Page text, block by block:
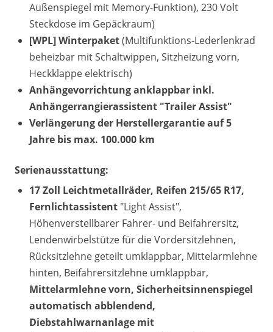
Außenspiegel mit Memory-Funktion), 230 Volt
Steckdose im Gepäckraum)
[WPL] Winterpaket(Multifunktions-Lederlenkrad
beheizbar mit Schaltwippen, Sitzheizung vorn,
Heckklappe elektrisch)
Anhängevorrichtung anklappbar inkl.
Anhängerrangierassistent "Trailer Assist"
Verlängerung der Herstellergarantie auf 5
Jahre bis max. 100.000 km
Serienausstattung:
17 Zoll Leichtmetallräder, Reifen 215/65 R17,
Fernlichtassistent "Light Assist",
Höhenverstellbarer Fahrer- und Beifahrersitz,
Lendenwirbelstütze für die Vordersitzlehnen,
Rücksitzlehne geteilt umklappbar, Mittelarmlehne
hinten, Beifahrersitzlehne umklappbar,
Mittelarmlehne vorn, Sicherheitsinnenspiegel
automatisch abblendend,
Diebstahlwarnanlage mit